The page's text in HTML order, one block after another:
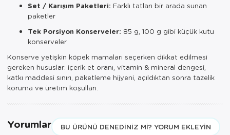
Set / Karışım Paketleri: Farklı tatları bir arada sunan
paketler
Tek Porsiyon Konserveler: 85 g, 100 g gibi küçük kutu
konserveler
Konserve yetişkin köpek mamaları seçerken dikkat edilmesi
gereken hususlar: içerik et oranı, vitamin & mineral dengesi,
katkı maddesi sınırı, paketleme hijyeni, açıldıktan sonra tazelik
koruma ve üretim koşulları.
Yorumlar BU ÜRÜNÜ DENEDINIZ MI? YORUM EKLEYIN